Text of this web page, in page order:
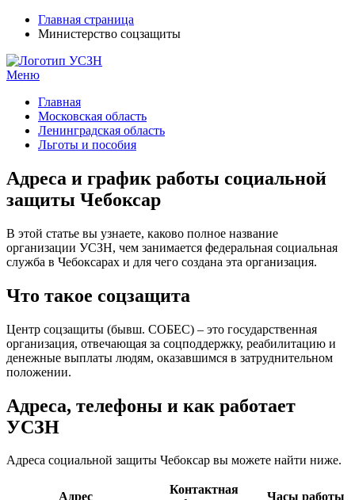
Главная страница
Министерство соцзащиты
Меню
Главная
Московская область
Ленинградская область
Льготы и пособия
Адреса и график работы социальной
защиты Чебоксар
В этой статье вы узнаете, каково полное название
организации УСЗН, чем занимается федеральная социальная
служба в Чебоксарах и для чего создана эта организация.
Что такое соцзащита
Центр соцзащиты (бывш. СОБЕС) – это государственная
организация, отвечающая за соцподдержку, реабилитацию и
денежные выплаты людям, оказавшимся в затруднительном
положении.
Адреса, телефоны и как работает
УСЗН
Адреса социальной защиты Чебоксар вы можете найти ниже.
Адрес
Контактная
Часы работы